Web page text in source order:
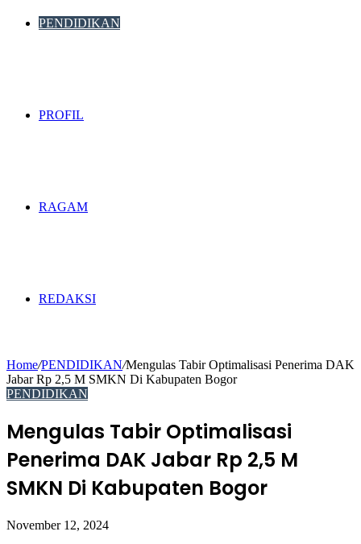
PENDIDIKAN
PROFIL
RAGAM
REDAKSI
Home/PENDIDIKAN/Mengulas Tabir Optimalisasi Penerima DAK
Jabar Rp 2,5 M SMKN Di Kabupaten Bogor
PENDIDIKAN
Mengulas Tabir Optimalisasi
Penerima DAK Jabar Rp 2,5 M
SMKN Di Kabupaten Bogor
November 12, 2024